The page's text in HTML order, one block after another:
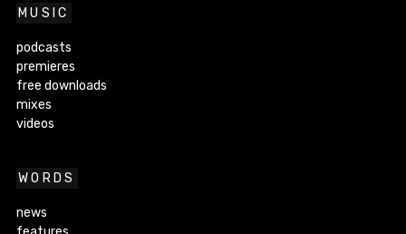
MUSIC
podcasts
premieres
free downloads
mixes
videos
WORDS
news